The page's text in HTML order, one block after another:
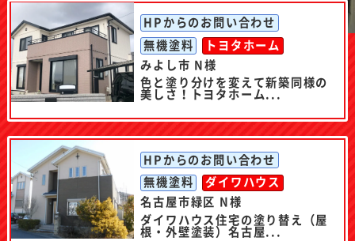
HPからのお問い合わせ
無機塗料
トヨタホーム
みよし市 N様
色と塗り分けを変えて新築同様の
美しさ！トヨタホーム...
HPからのお問い合わせ
無機塗料
ダイワハウス
名古屋市緑区 N様
ダイワハウス住宅の塗り替え（屋
根・外壁塗装）名古屋...